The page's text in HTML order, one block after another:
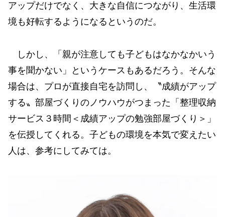
アップだけでなく、大きな自信につながり、生活環
境も好転するようになるというのだ。
しかし、「親が注意しても子どもはなかなかいう
事を聞かない」というケースもあるだろう。そんな
場合は、プロが直接自宅を訪問し、〝成績がアップ
する〟部屋づくりのノウハウがつまった「整理収納
サービス３時間＜成績アップの勉強部屋づくり＞」
を伝授してくれる。子どもの環境を本気で変えたい
人は、参考にしてみては。